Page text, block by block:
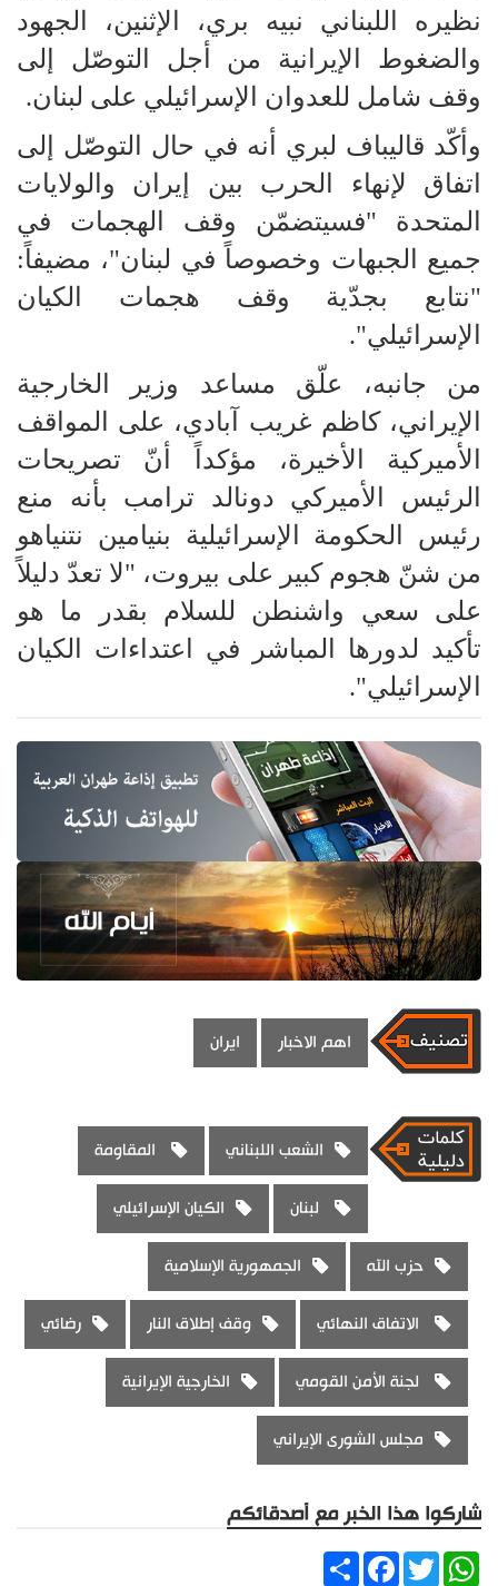
نظيره اللبناني نبيه بري، الإثنين، الجهود
والضغوط الإيرانية من أجل التوصّل إلى
وقف شامل للعدوان الإسرائيلي على لبنان.
وأكّد قاليباف لبري أنه في حال التوصّل إلى
اتفاق لإنهاء الحرب بين إيران والولايات
المتحدة "فسيتضمّن وقف الهجمات في
جميع الجبهات وخصوصاً في لبنان"، مضيفاً:
"نتابع بجدّية وقف هجمات الكيان
الإسرائيلي".
من جانبه، علّق مساعد وزير الخارجية
الإيراني، كاظم غريب آبادي، على المواقف
الأميركية الأخيرة، مؤكداً أنّ تصريحات
الرئيس الأميركي دونالد ترامب بأنه منع
رئيس الحكومة الإسرائيلية بنيامين نتنياهو
من شنّ هجوم كبير على بيروت، "لا تعدّ دليلاً
على سعي واشنطن للسلام بقدر ما هو
تأكيد لدورها المباشر في اعتداءات الكيان
الإسرائيلي".
اهم الاخبار ايران
الشعب اللبناني المقاومة
لبنان الكيان الإسرائيلي
حزب الله الجمهورية الإسلامية
الاتفاق النهائي وقف إطلاق النار رضائي
لجنة الأمن القومي الخارجية الإيرانية
مجلس الشورى الإيراني
شاركوا هذا الخبر مع أصدقائكم
ShareFacebookTwitter
WhatsApp